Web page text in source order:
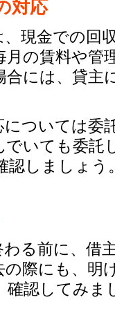
対応
現金での回
の賃料や管
合には、貸主
ついては委
でいても委託
認しましょう
る前に、借
際にも、明
確認してみま